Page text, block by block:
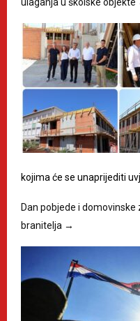
kojima će se unaprijediti
Dan pobjede i
branitelja →